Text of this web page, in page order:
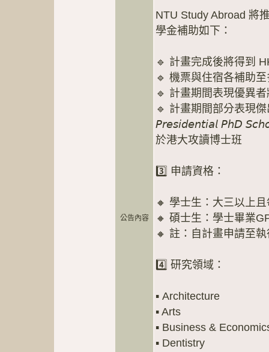
公告內容
NTU Study Abroad 將
學金補助如下：
🔹 計畫完成後將得到
🔹 機票與住宿各補助
🔹 計畫期間表現優異
🔹 計畫期間部分表現
𝘗𝘳𝘦𝘴𝘪𝘥𝘦𝘯𝘵𝘪𝘢𝘭 𝘗𝘩𝘋
於港大攻讀博士班
3️⃣ 申請資格：
🔸 學士生：大三以上
🔸 碩士生：學士畢業
🔸 註：自計畫申請至
4️⃣ 研究領域：
▪️ Architecture
▪️ Arts
▪️ Business &
▪️ Dentistry